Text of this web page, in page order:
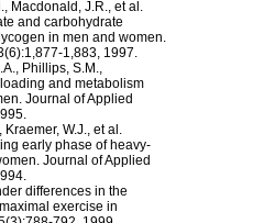
Macdonald, J.R., et al.
and carbohydrate
in men and women.
1,883, 1997.
Phillips, S.M.,
and metabolism
Journal of Applied
W.J., et al.
early phase of heavy-
Journal of Applied
differences in the
exercise in